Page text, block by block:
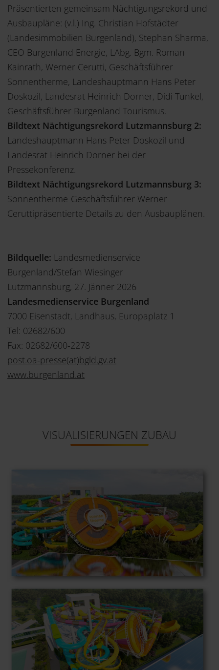
Präsentierten gemeinsam Nächtigungsrekord und
Ausbaupläne: (v.l.) Ing. Christian Hofstädter
(Landesimmobilien Burgenland), Stephan Sharma,
CEO Burgenland Energie, LAbg. Bgm. Roman
Kainrath, Werner Cerutti, Geschäftsführer
Sonnentherme, Landeshauptmann Hans Peter
Doskozil, Landesrat Heinrich Dorner, Didi Tunkel,
Geschäftsführer Burgenland Tourismus.
Bildtext Nächtigungsrekord Lutzmannsburg 2:
Landeshauptmann Hans Peter Doskozil und
Landesrat Heinrich Dorner bei der
Pressekonferenz.
Bildtext Nächtigungsrekord Lutzmannsburg 3:
Sonnentherme-Geschäftsführer Werner
Ceruttipräsentierte Details zu den Ausbauplänen.
Bildquelle: Landesmedienservice
Burgenland/Stefan Wiesinger
Lutzmannsburg, 27. Jänner 2026
Landesmedienservice Burgenland
7000 Eisenstadt, Landhaus, Europaplatz 1
Tel: 02682/600
Fax: 02682/600-2278
post.oa-presse(at)bgld.gv.at
www.burgenland.at
VISUALISIERUNGEN ZUBAU